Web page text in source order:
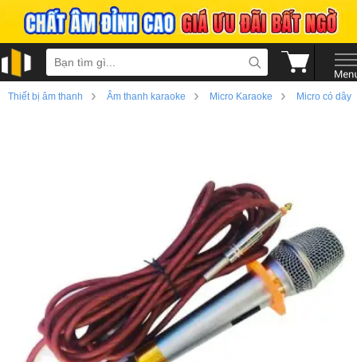
Thiết bị âm thanh › Âm thanh karaoke › Micro Karaoke › Micro có dây